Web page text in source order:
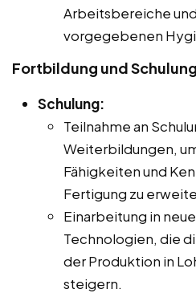
Arbeitsbereiche
vorgegebenen
Fortbildung und Schulung
Schulung:
Teilnahme an
Weiterbildungen,
Fähigkeiten und
Fertigung zu
Einarbeitung in
Technologien, die
der Produktion in
steigern.